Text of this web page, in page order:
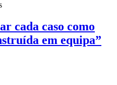
cada caso como
em equipa”